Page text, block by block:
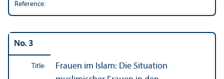
Reference:
No. 3
Title:
Frauen im Islam: Die Situation